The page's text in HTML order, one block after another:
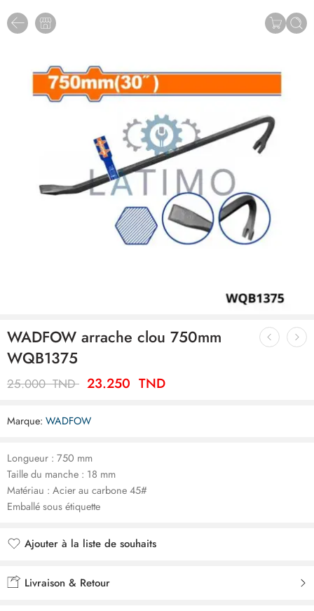
WADFOW arrache clou 750mm
WQB1375
25.000TND 23.250 TND
Marque: WADFOW
Longueur : 750 mm
Taille du manche : 18 mm
Matériau : Acier au carbone 45#
Emballé sous étiquette
Ajouter à la liste de souhaits
Livraison & Retour